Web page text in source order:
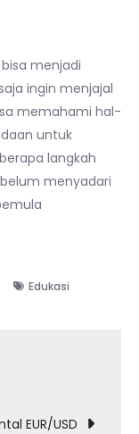
menjadi
ingin menjajal
memahami hal-
untuk
langkah
menyadari
Edukasi
EUR/USD